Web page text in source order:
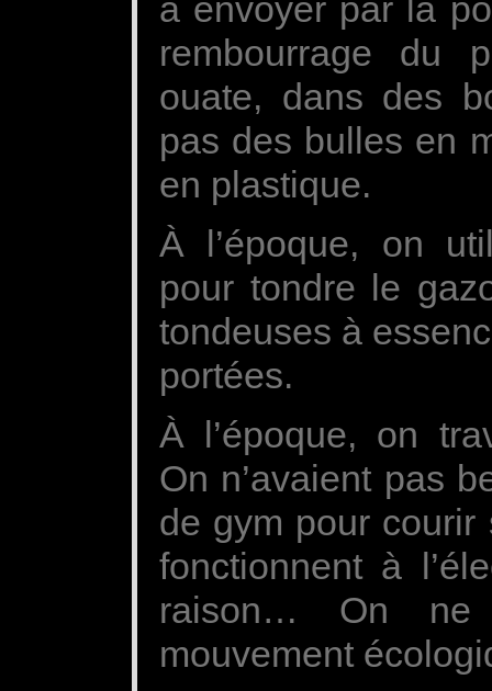
à envoyer par la
rembourrage du
ouate, dans des
pas des bulles en
en plastique.
À l’époque, on
pour tondre le
tondeuses à
portées.
À l’époque, on
On n’avaient pas
de gym pour
fonctionnent à
raison… On ne
mouvement